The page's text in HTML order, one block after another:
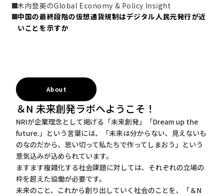
木内登英のGlobal Economy & Policy Insight
中国の最終段階の仮想通貨規制はデジタル人民元発行が近
いことを示すか
About
＆N 未来創発ラボへようこそ！
NRIが企業理念として掲げる「未来創発」「Dream up the
future.」という言葉には、「未来は分からない、見えないも
のなのだから、思い切って私たちで作ってしまおう」という
意気込みが込められています。
ますます複雑化する社会課題に対しては、それぞれの立場の
枠を超えた協働が必要です。
未来のこと、これから創り出していく社会のことを、「＆N